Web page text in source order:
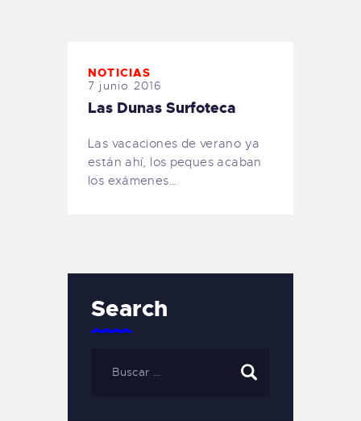
NOTICIAS
7 junio 2016
Las Dunas Surfoteca
Las vacaciones de verano ya
están ahí, los peques acaban
los exámenes…
Search